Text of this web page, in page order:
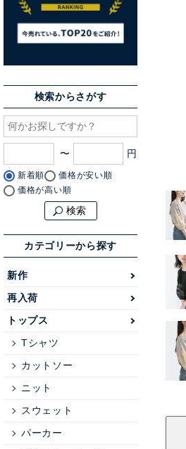
検索からさがす
〜
新着順
価格が安い順
価格が高い順
検索
カテゴリーから探す
新作
再入荷
トップス
Tシャツ
カットソー
ニット
スウェット
パーカー